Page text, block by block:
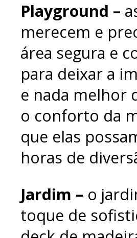
Playground –
merecem e
área segura e
para deixar a
e nada melhor
o conforto da
que elas
horas de
Jardim – o
toque de